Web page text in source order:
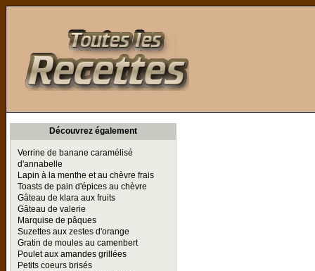
Découvrez également
Verrine de banane caramélisé
d'annabelle
Lapin à la menthe et au chèvre frais
Toasts de pain d'épices au chèvre
Gâteau de klara aux fruits
Gâteau de valerie
Marquise de pâques
Suzettes aux zestes d'orange
Gratin de moules au camenbert
Poulet aux amandes grillées
Petits coeurs brisés